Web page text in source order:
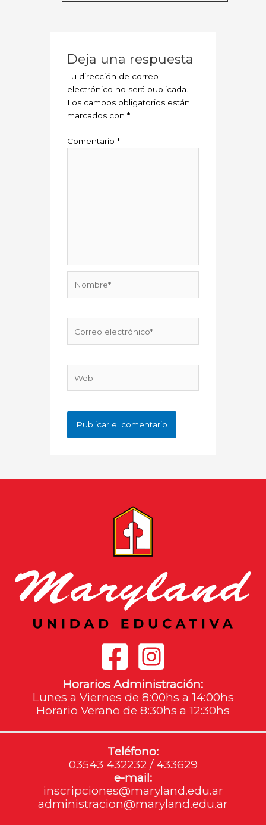
Deja una respuesta
Tu dirección de correo
electrónico no será publicada.
Los campos obligatorios están
marcados con*
Comentario*
electrónico*
Horarios Administración:
Lunes a Viernes de 8:00hs a 14:00hs
Horario Verano de 8:30hs a 12:30hs
Teléfono:
03543 432232 / 433629
e-mail:
inscripciones@maryland.edu.ar
administracion@maryland.edu.ar